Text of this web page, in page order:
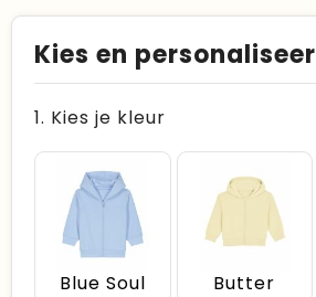
Kies en personaliseer
1. Kies je kleur
Blue Soul Butter